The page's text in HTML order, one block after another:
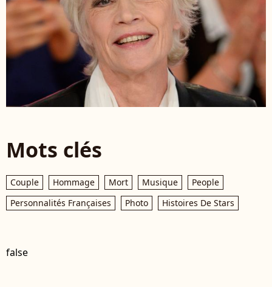
Mots clés
Couple Hommage Mort Musique
People
Personnalités Françaises
Photo Histoires De Stars
false